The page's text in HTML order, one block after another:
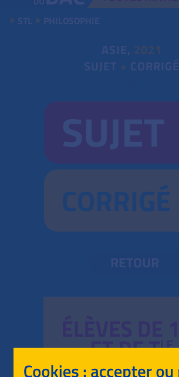
STL PHILOSOPHIE
ASIE, 2021
SUJET + CORRIGÉ
CORRIGÉ
RETOUR